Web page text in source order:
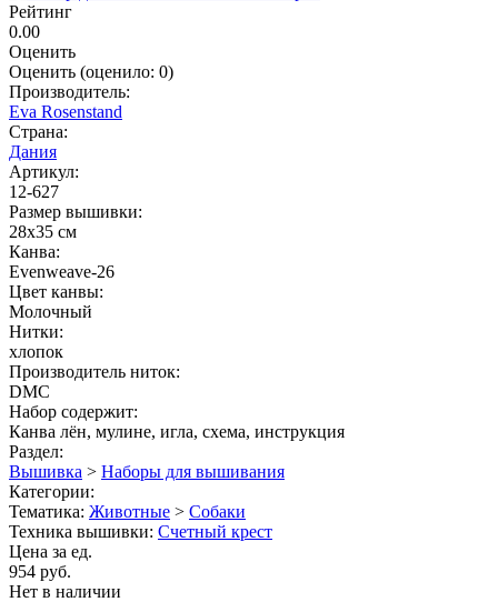
Рейтинг
0.00
Оценить
Оценить (оценило: 0)
Производитель:
Eva Rosenstand
Страна:
Дания
Артикул:
12-627
Размер вышивки:
28x35 см
Канва:
Evenweave-26
Цвет канвы:
Молочный
Нитки:
хлопок
Производитель ниток:
DMC
Набор содержит:
Канва лён, мулине, игла, схема, инструкция
Раздел:
Вышивка > Наборы для вышивания
Категории:
Тематика: Животные > Собаки
Техника вышивки: Счетный крест
Цена за ед.
954 руб.
Нет в наличии